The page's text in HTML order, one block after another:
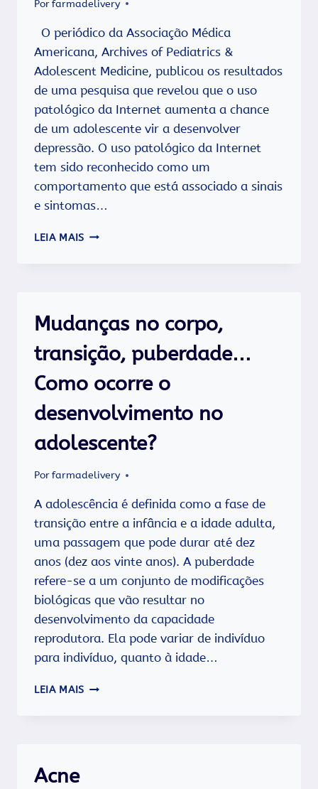
Porfarmadelivery
O periódico da Associação Médica
Americana, Archives of Pediatrics &
Adolescent Medicine, publicou os resultados
de uma pesquisa que revelou que o uso
patológico da Internet aumenta a chance
de um adolescente vir a desenvolver
depressão. O uso patológico da Internet
tem sido reconhecido como um
comportamento que está associado a sinais
e sintomas…
LEIA MAIS O
À
SAÚDE
MENTAL
DOS
ADOLESCENTES?
Mudanças no corpo,
transição, puberdade…
Como ocorre o
desenvolvimento no
adolescente?
Porfarmadelivery
A adolescência é definida como a fase de
transição entre a infância e a idade adulta,
uma passagem que pode durar até dez
anos (dez aos vinte anos). A puberdade
refere-se a um conjunto de modificações
biológicas que vão resultar no
desenvolvimento da capacidade
reprodutora. Ela pode variar de indivíduo
para indivíduo, quanto à idade…
LEIA MAIS MUDANÇAS
Acne